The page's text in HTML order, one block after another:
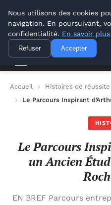
Lyon Photos
Lyon
Accueil
Histoires de réussite
Le Parcours Inspirant
Le Parcours
un Ancien
EN BREF Parcours
Nous utilisons des cookies
navigation. En poursuivant,
confidentialité. En savoir plus
Refuser Accepter